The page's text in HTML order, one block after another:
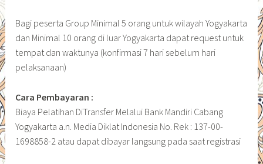
Bagi peserta Group Minimal 5 orang untuk wilayah Yogyakarta
dan Minimal 10 orang di luar Yogyakarta dapat request untuk
tempat dan waktunya (konfirmasi 7 hari sebelum hari
pelaksanaan)
Cara Pembayaran :
Biaya Pelatihan DiTransfer Melalui Bank Mandiri Cabang
Yogyakarta a.n. Media Diklat Indonesia No. Rek : 137-00-
1698858-2 atau dapat dibayar langsung pada saat registrasi